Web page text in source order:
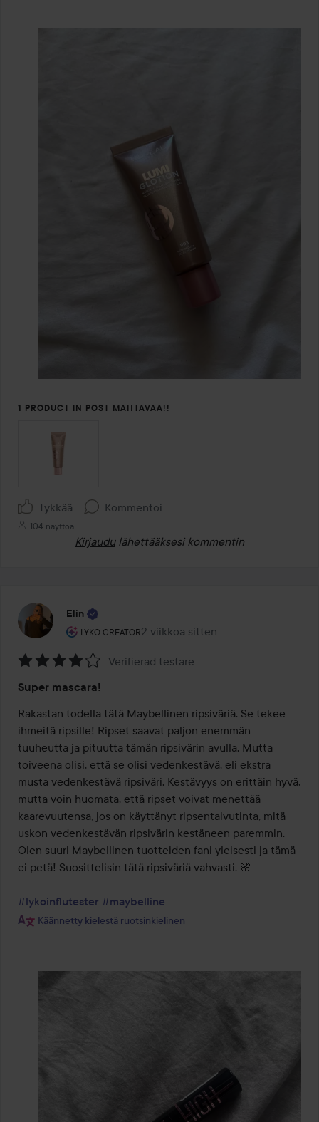
1 PRODUCT IN POST MAHTAVAA!!
Tykkää Kommentoi
104 näyttöä
Kirjaudu lähettääksesi kommentin
Elin
LYKO CREATOR
Käyttäjän rooli: Lyko Creator.
2 viikkoa sitten
Viesti luotiin 2 viikkoa sitten
4
/
5
Verifierad testare
Super mascara!
Rakastan todella tätä Maybellinen ripsiväriä. Se tekee
ihmeitä ripsille! Ripset saavat paljon enemmän
tuuheutta ja pituutta tämän ripsivärin avulla. Mutta
toiveena olisi, että se olisi vedenkestävä, eli ekstra
musta vedenkestävä ripsiväri. Kestävyys on erittäin hyvä,
mutta voin huomata, että ripset voivat menettää
kaarevuutensa, jos on käyttänyt ripsentaivutinta, mitä
uskon vedenkestävän ripsivärin kestäneen paremmin.
Olen suuri Maybellinen tuotteiden fani yleisesti ja tämä
ei petä! Suosittelisin tätä ripsiväriä vahvasti. 🌸
#lykoinflutester #maybelline
Käännetty kielestä ruotsinkielinen